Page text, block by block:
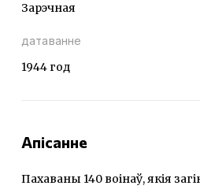
Зарэчная
датаванне
1944 год
Апісанне
Пахаваны 140 воінаў, якія